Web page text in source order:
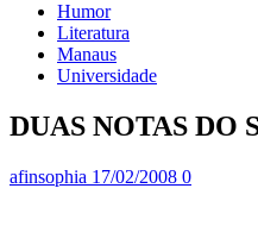
Humor
Literatura
Manaus
Universidade
DUAS NOTAS DO
afinsophia 17/02/2008 0